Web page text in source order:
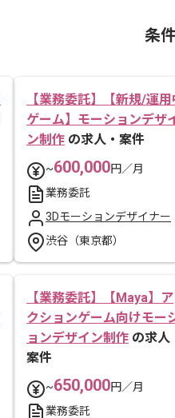
条
【業務委託】【新規/運用
ゲーム】モーションデザ
ン制作 の求人・案件
~600,000円／月
業務委託
3Dモーションデザイナー
渋谷（東京都）
【業務委託】【Maya】ア
クションゲーム向けモー
ョンデザイン制作 の求人
案件
~650,000円／月
業務委託